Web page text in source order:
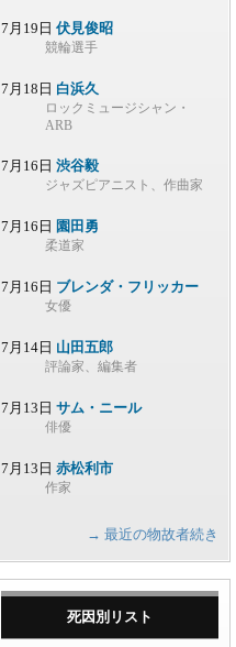
7月19日 伏見俊昭
競輪選手
7月18日 白浜久
ロックミュージシャン・
ARB
7月16日 渋谷毅
ジャズピアニスト、作曲家
7月16日 園田勇
柔道家
7月16日 ブレンダ・フリッカー
女優
7月14日 山田五郎
評論家、編集者
7月13日 サム・ニール
俳優
7月13日 赤松利市
作家
→ 最近の物故者続き
死因別リスト